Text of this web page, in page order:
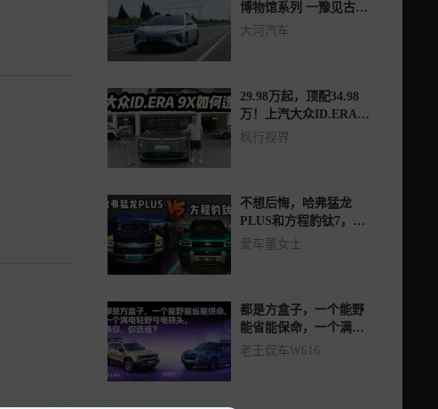
博物馆系列 一豫见古墓
博物馆
大河汽车
29.98万起，顶配34.98
万！上汽大众ID.ERA
9X低中高配如何选？
枫行视界
不想后悔，哈弗猛龙
PLUS和方程豹钛7，应
该怎么选？
爱车董女士
都是方盒子，一个能野
能省能保命，一个满电
轻野亏电挠头。换你，
老王侃车W616